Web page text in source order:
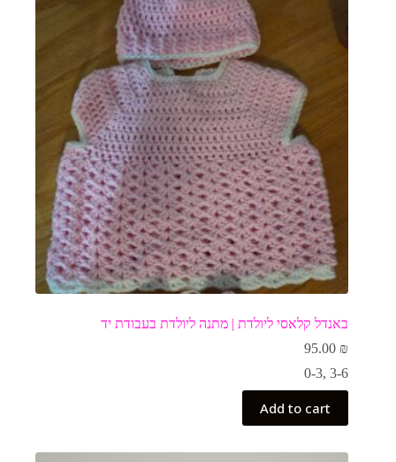
באנדל קלאסי ליולדת | מתנה ליולדת בעבודת יד
95.00 ₪
0-3,3-6
Add to cart